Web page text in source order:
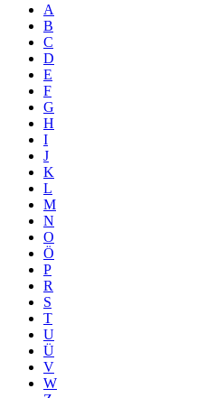
A
B
C
D
E
F
G
H
I
J
K
L
M
N
O
Ö
P
R
S
T
U
Ü
V
W